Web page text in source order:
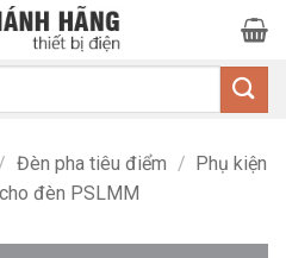
/ Đèn pha tiêu điểm / Phụ kiện
đèn PSLMM